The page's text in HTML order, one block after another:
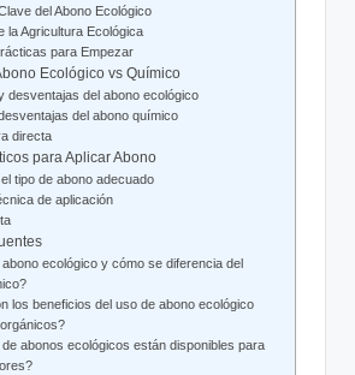
del Abono Ecológico
la Agricultura Ecológica
para Empezar
Ecológico vs Químico
desventajas del abono ecológico
del abono químico
directa
para Aplicar Abono
tipo de abono adecuado
de aplicación
ecológico y cómo se diferencia del
los beneficios del uso de abono ecológico
abonos ecológicos están disponibles para